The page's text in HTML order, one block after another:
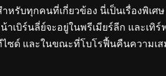
รับทุกคนที่เกี่ยวข้อง นี่เป็นเรื่องพิเ
เบิร์นลี่ย์จะอยู่ในพรีเมียร์ลีก และเทิ
ซด์ และในขณะที่โบโรฟื้นคืนความเ